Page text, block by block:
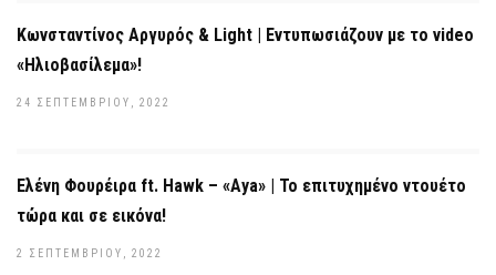
Κωνσταντίνος Αργυρός & Light | Εντυπωσιάζουν με το video
«Ηλιοβασίλεμα»!
24 ΣΕΠΤΕΜΒΡΊΟΥ, 2022
Ελένη Φουρέιρα ft. Hawk – «Aya» | Το επιτυχημένο ντουέτο
τώρα και σε εικόνα!
2 ΣΕΠΤΕΜΒΡΊΟΥ, 2022